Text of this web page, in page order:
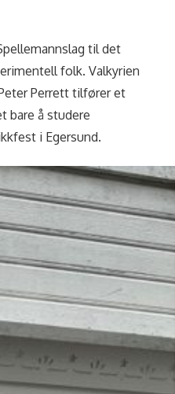
til det
folk. Valkyrien
Perrett tilfører et
bare å studere
i Egersund.